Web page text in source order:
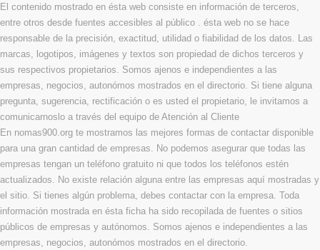
El contenido mostrado en ésta web consiste en información de terceros,
entre otros desde fuentes accesibles al público . ésta web no se hace
responsable de la precisión, exactitud, utilidad o fiabilidad de los datos. Las
marcas, logotipos, imágenes y textos son propiedad de dichos terceros y
sus respectivos propietarios. Somos ajenos e independientes a las
empresas, negocios, autonómos mostrados en el directorio. Si tiene alguna
pregunta, sugerencia, rectificación o es usted el propietario, le invitamos a
comunicarnoslo a través del equipo de Atención al Cliente
En nomas900.org te mostramos las mejores formas de contactar disponible
para una gran cantidad de empresas. No podemos asegurar que todas las
empresas tengan un teléfono gratuito ni que todos los teléfonos estén
actualizados. No existe relación alguna entre las empresas aquí mostradas y
el sitio. Si tienes algún problema, debes contactar con la empresa. Toda
información mostrada en ésta ficha ha sido recopilada de fuentes o sitios
públicos de empresas y autónomos. Somos ajenos e independientes a las
empresas, negocios, autonómos mostrados en el directorio.